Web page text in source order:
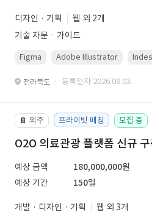
디자인 · 기획
웹 외 2개
기술 자문ㆍ가이드
Figma Adobe Illustrator
전라북도 · 등록일자 2026.08.03.
📔 외주 프라이빗 매칭 모집 중
O2O 의료관광 플랫폼 신규
예상 금액
180,000,000원
예상 기간
150일
개발 · 디자인 · 기획
웹 외 3개